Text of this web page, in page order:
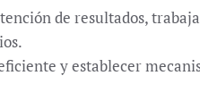
de resultados,
y establecer